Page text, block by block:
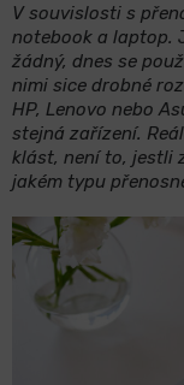
Počítače
Telefony
a
tablety
Apple
LCD
monitory
V souvislosti s
notebook a laptop.
žádný, dnes se
nimi sice drobné
HP, Lenovo nebo
stejná zařízení.
klást, není to, jestli
jakém typu